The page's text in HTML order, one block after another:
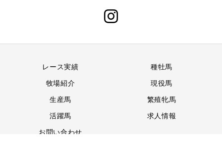
レース実績 種牡馬
牧場紹介 現役馬
生産馬 繁殖牝馬
活躍馬 求人情報
お問い合わせ